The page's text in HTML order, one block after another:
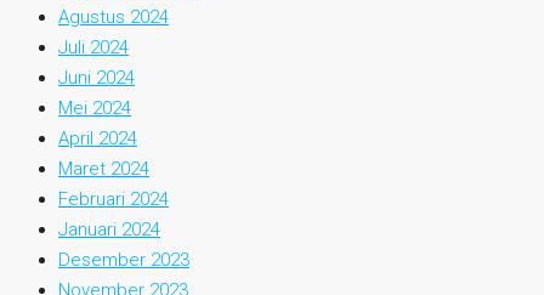
Agustus 2024
Juli 2024
Juni 2024
Mei 2024
April 2024
Maret 2024
Februari 2024
Januari 2024
Desember 2023
November 2023